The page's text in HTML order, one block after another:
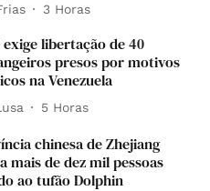
3 Horas
exige libertação de 40
presos por motivos
na Venezuela
5 Horas
chinesa de Zhejiang
mais de dez mil pessoas
ao tufão Dolphin